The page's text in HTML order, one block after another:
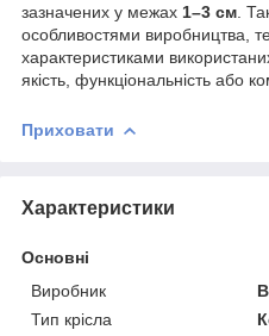
зазначених у межах 1–3 см .
особливостями виробництва,
характеристиками
якість, функціональність або
Приховати
Характеристики
Основні
Виробник
Тип крісла